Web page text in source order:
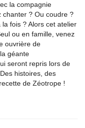
la compagnie
chanter ? Ou coudre ?
fois ? Alors cet atelier
ou en famille, venez
ouvrière de
géante
seront repris lors de
histoires, des
de Zéotrope !